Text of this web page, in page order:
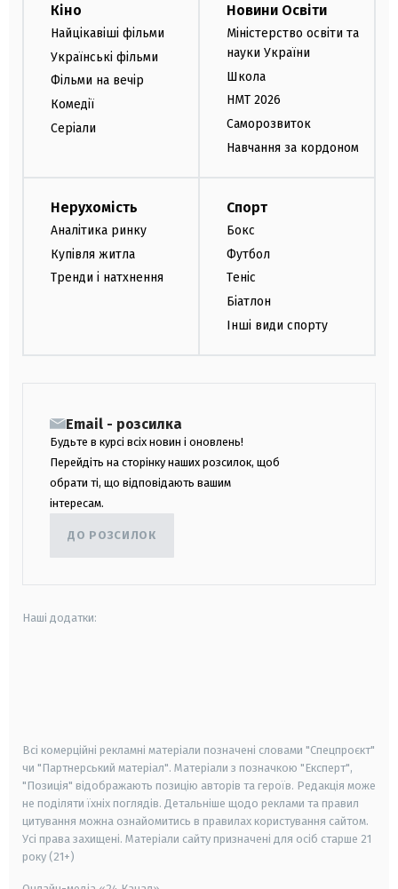
Кіно
Найцікавіші фільми
Українські фільми
Фільми на вечір
Комедії
Серіали
Новини Освіти
Міністерство освіти та
науки України
Школа
НМТ 2026
Саморозвиток
Навчання за кордоном
Нерухомість
Аналітика ринку
Купівля житла
Тренди і натхнення
Спорт
Бокс
Футбол
Теніс
Біатлон
Інші види спорту
Email - розсилка
Будьте в курсі всіх новин і оновлень!
Перейдіть на сторінку наших розсилок, щоб
обрати ті, що відповідають вашим
інтересам.
ДО РОЗСИЛОК
Наші додатки:
Всі комерційні рекламні матеріали позначені словами "Спецпроєкт"
чи "Партнерський матеріал". Матеріали з позначкою "Експерт",
"Позиція" відображають позицію авторів та героїв. Редакція може
не поділяти їхніх поглядів. Детальніше щодо реклами та правил
цитування можна ознайомитись в правилах користування сайтом.
Усі права захищені. Матеріали сайту призначені для осіб старше 21
року (21+)